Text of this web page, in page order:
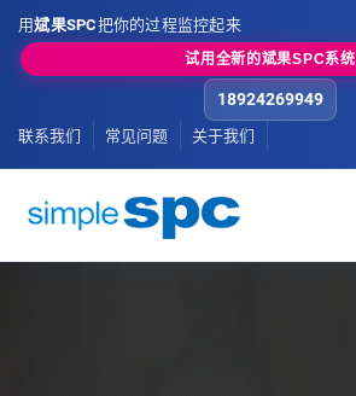
用斌果SPC把你的过程监控起来
试用全新的斌果SPC系统
18924269949
联系我们 常见问题 关于我们